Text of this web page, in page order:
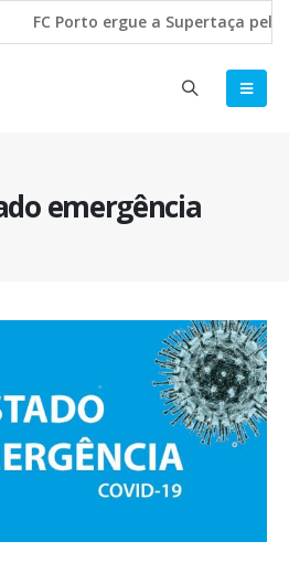
FC Porto ergue a Supertaça pela
Comissão Europeia quer ouvir as
emergência